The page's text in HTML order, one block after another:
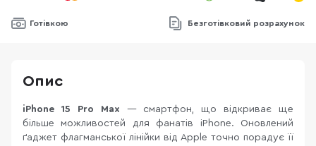
Готівкою Безготівковий розрахунок
Опис
iPhone 15 Pro Max — смартфон, що відкриває ще
більше можливостей для фанатів iPhone. Оновлений
ґаджет флагманської лінійки від Apple точно порадує її